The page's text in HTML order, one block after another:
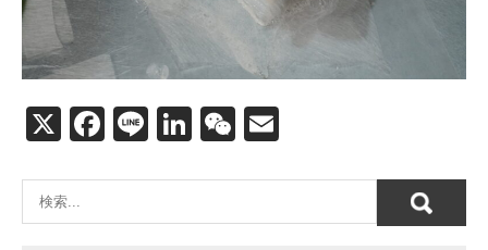
X
F
c
e
Li
e
Li
k
e
W
C
h
ail